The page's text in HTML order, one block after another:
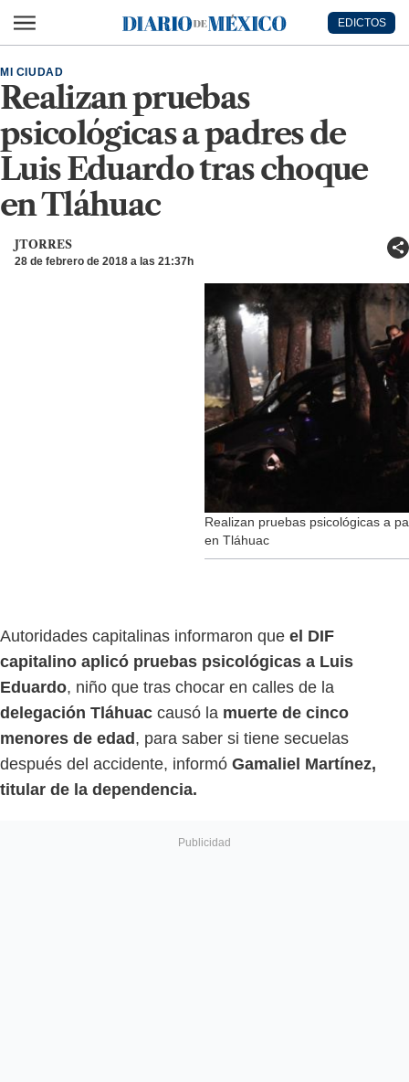
Diario de México
EDICTOS
Realizan pruebas
psicológicas a padres de
Luis Eduardo tras choque
en Tláhuac
MI CIUDAD
JTORRES
28 de febrero de 2018 a las 21:37h
Realizan pruebas psicológicas a
en Tláhuac
Autoridades capitalinas informaron que el DIF
capitalino aplicó pruebas psicológicas a Luis
Eduardo, niño que tras chocar en calles de la
delegación Tláhuac causó la muerte de cinco
menores de edad, para saber si tiene secuelas
después del accidente, informó Gamaliel Martínez,
titular de la dependencia.